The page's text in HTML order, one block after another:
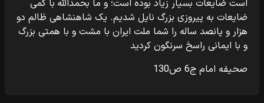
است ضایعات‏‎ ‎‏بسیار زیاد بوده است؛ و ما بحمدالله با کمی
ضایعات به پیروزی بزرگ نایل شدیم. یک‏‎ ‎‏شاهنشاهی ظالم دو
هزار و پانصد ساله را شما ملت ایران با مشت و با همتی بزرگ
و با‏‎ ‎‏ایمانی راسخ سرنگون کردید
صحیفه امام ج6 ص130